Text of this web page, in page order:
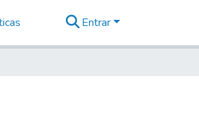
Entrar